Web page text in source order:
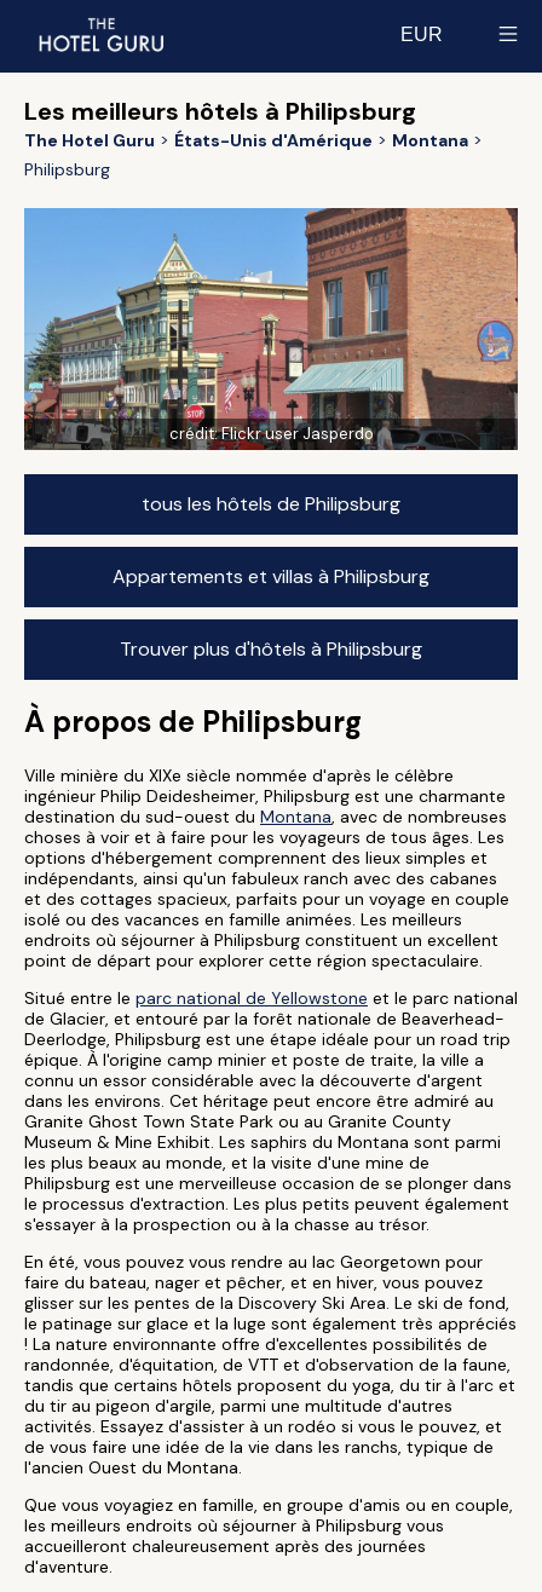
EUR
Les meilleurs hôtels à Philipsburg
The Hotel Guru États-Unis d'Amérique
Montana
Philipsburg
crédit:Flickr user Jasperdo
tous les hôtels de Philipsburg
Appartements et villas à Philipsburg
Trouver plus d'hôtels à Philipsburg
À propos de Philipsburg
Ville minière du XIXe siècle nommée d'après le célèbre
ingénieur Philip Deidesheimer, Philipsburg est une charmante
destination du sud-ouest du Montana, avec de nombreuses
choses à voir et à faire pour les voyageurs de tous âges. Les
options d'hébergement comprennent des lieux simples et
indépendants, ainsi qu'un fabuleux ranch avec des cabanes
et des cottages spacieux, parfaits pour un voyage en couple
isolé ou des vacances en famille animées. Les meilleurs
endroits où séjourner à Philipsburg constituent un excellent
point de départ pour explorer cette région spectaculaire.
Situé entre le parc national de Yellowstone et le parc national
de Glacier, et entouré par la forêt nationale de Beaverhead-
Deerlodge, Philipsburg est une étape idéale pour un road trip
épique. À l'origine camp minier et poste de traite, la ville a
connu un essor considérable avec la découverte d'argent
dans les environs. Cet héritage peut encore être admiré au
Granite Ghost Town State Park ou au Granite County
Museum & Mine Exhibit. Les saphirs du Montana sont parmi
les plus beaux au monde, et la visite d'une mine de
Philipsburg est une merveilleuse occasion de se plonger dans
le processus d'extraction. Les plus petits peuvent également
s'essayer à la prospection ou à la chasse au trésor.
En été, vous pouvez vous rendre au lac Georgetown pour
faire du bateau, nager et pêcher, et en hiver, vous pouvez
glisser sur les pentes de la Discovery Ski Area. Le ski de fond,
le patinage sur glace et la luge sont également très appréciés
! La nature environnante offre d'excellentes possibilités de
randonnée, d'équitation, de VTT et d'observation de la faune,
tandis que certains hôtels proposent du yoga, du tir à l'arc et
du tir au pigeon d'argile, parmi une multitude d'autres
activités. Essayez d'assister à un rodéo si vous le pouvez, et
de vous faire une idée de la vie dans les ranchs, typique de
l'ancien Ouest du Montana.
Que vous voyagiez en famille, en groupe d'amis ou en couple,
les meilleurs endroits où séjourner à Philipsburg vous
accueilleront chaleureusement après des journées
d'aventure.